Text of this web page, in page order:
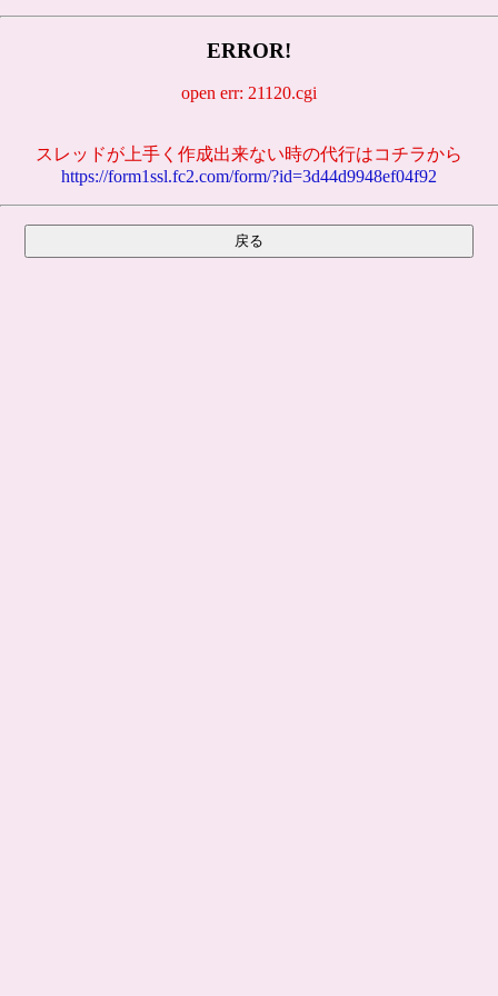
ERROR!
open err: 21120.cgi
スレッドが上手く作成出来ない時の代行はコチラから
https://form1ssl.fc2.com/form/?id=3d44d9948ef04f92